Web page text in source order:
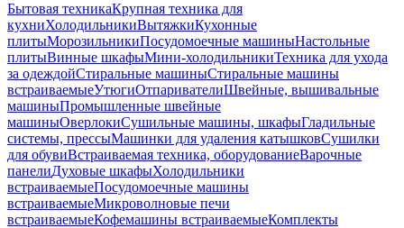
Бытовая техникаКрупная техника для
кухниХолодильникиВытяжкиКухонные
плитыМорозильникиПосудомоечные машиныНастольные
плитыВинные шкафыМини-холодильникиТехника для ухода
за одеждойСтиральные машиныСтиральные машины
встраиваемыеУтюгиОтпаривателиШвейные, вышивальные
машиныПромышленные швейные
машиныОверлокиСушильные машины, шкафыГладильные
системы, прессыМашинки для удаления катышковСушилки
для обувиВстраиваемая техника, оборудованиеВарочные
панелиДуховые шкафыХолодильники
встраиваемыеПосудомоечные машины
встраиваемыеМикроволновые печи
встраиваемыеКофемашины встраиваемыеКомплекты